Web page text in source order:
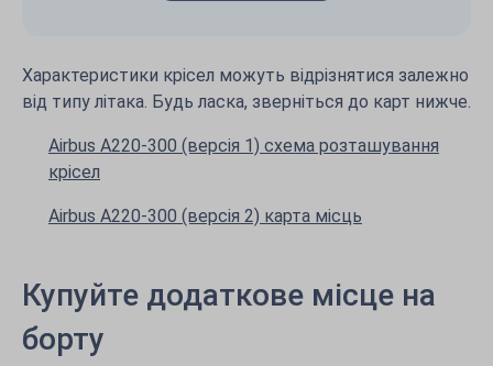
Характеристики крісел можуть відрізнятися залежно
від типу літака. Будь ласка, зверніться до карт нижче.
Airbus A220-300 (версія 1) схема розташування
крісел
Airbus A220-300 (версія 2) карта місць
Купуйте додаткове місце на
борту